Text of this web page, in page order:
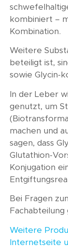
kombiniert –
Kombination.
Weitere
beteiligt ist,
sowie Glycin-
In der Leber
genutzt, um
machen und
sagen, dass
Glutathion-
Konjugation
Bei Fragen
Weitere
Internetseite